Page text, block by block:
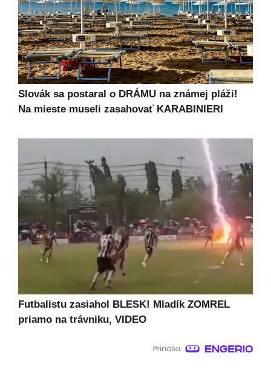
Slovák sa postaral o DRÁMU na známej pláži!
Na mieste museli zasahovať KARABINIERI
Futbalistu zasiahol BLESK! Mladík ZOMREL
priamo na trávniku, VIDEO